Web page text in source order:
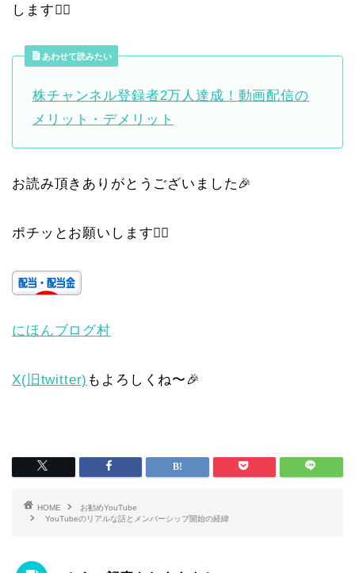
します🙇‍♀️
あわせて読みたい
株チャンネル登録者2万人達成！動画配信の
メリット・デメリット
お読み頂きありがとうございました🎉
ポチッとお願いします🙇‍♀️
にほんブログ村
X(旧twitter) もよろしくね〜🎉
HOME
お勧めYouTube
YouTubeのリアルな話とメンバーシップ開始の経緯